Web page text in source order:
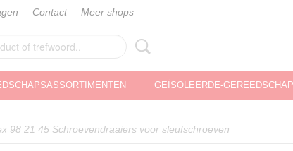
Contact Meer shops
GEÏSOLEERDE-
98 21 45 Schroevendraaiers voor sleufschroeven